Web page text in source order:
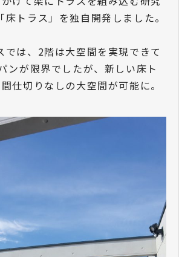
トラス」を独自開発しました。
では、2階は大空間を実現できて
ンが限界でしたが、新しい床ト
仕切りなしの大空間が可能に。